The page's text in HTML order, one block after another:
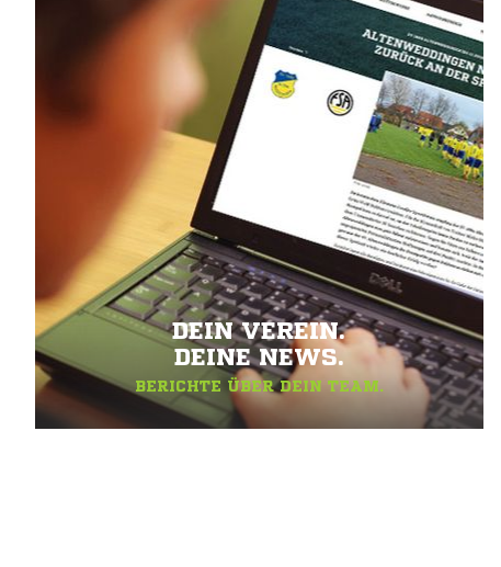
DEIN VEREIN.
DEINE NEWS.
BERICHTE ÜBER DEIN TEAM.